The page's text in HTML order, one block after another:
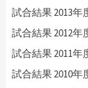
試合結果 2013年
試合結果 2012年
試合結果 2011年
試合結果 2010年